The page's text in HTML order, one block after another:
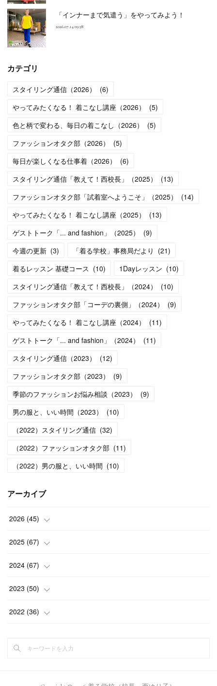
「インナーまで気遣う」をやってみよう！
2026.07.14 09:38
カテゴリ
スタイリング通信（2026） (6)
やってみたくなる！ 着こなし講座（2026）
(5)
色と柄で変わる、毎日の着こなし（2026）
(5)
ファッションオタク部（2026）
(5)
毎日が楽しくなる仕事着（2026）
(6)
スタイリング通信「教えて！西校長」（2025）
(13)
ファッションオタク部「試着室へようこそ」（2025）
(14)
やってみたくなる！ 着こなし講座（2025）
(13)
ゲストトーク「... and fashion」（2025）
(9)
今週の更新 (3) 「着る学校」事務局だより (21)
着るレッスン 基礎コース (10) 1Dayレッスン (10)
スタイリング通信「教えて！西校長」（2024）
(10)
ファッションオタク部「コーデの裏側」（2024）
(9)
やってみたくなる！ 着こなし講座（2024）
(11)
ゲストトーク「... and fashion」（2024）
(11)
スタイリング通信（2023）
(12)
ファッションオタク部（2023）
(9)
季節のファッションお悩み相談（2023）
(9)
男の服と、いい時間（2023）
(10)
（2022）スタイリング通信 (32)
（2022）ファッションオタク部 (11)
（2022）男の服と、いい時間 (10)
アーカイブ
2026 (45)
(1)
(5)
(5)
(5)
)
2025 (67)
(4)
(9)
(6)
2024 (67)
(7)
(5)
2023 (50)
(5)
2022 (36)